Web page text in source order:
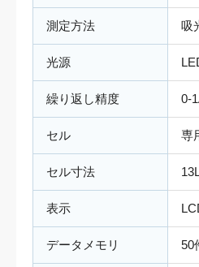
測定方法 吸
光源
繰り返し精度 0-
セル 専
セル寸法
表示
データメモリ 50